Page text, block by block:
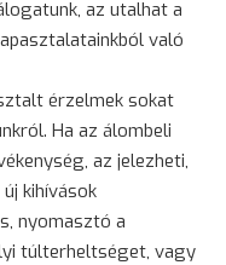
az utalhat a
való
érzelmek sokat
Ha az álombeli
az jelezheti,
kihívások
nyomasztó a
túlterheltséget, vagy